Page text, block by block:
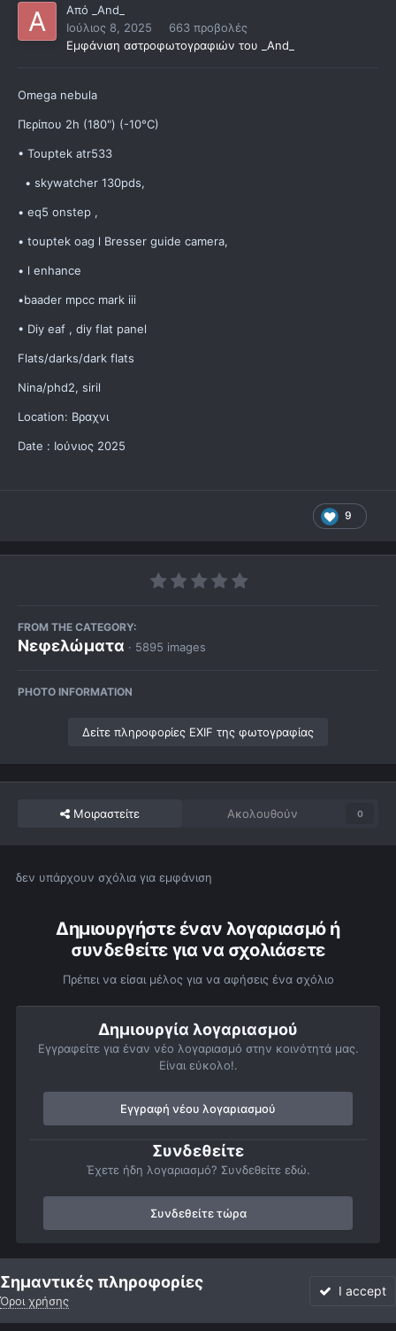
Από
_And_
Ιούλιος 8, 2025
663 προβολές
Εμφάνιση αστροφωτογραφιών του _And_
Omega nebula
Περίπου 2h (180") (-10°C)
• Touptek atr533
• skywatcher 130pds,
• eq5 onstep ,
• touptek oag l Bresser guide camera,
• l enhance
•baader mpcc mark iii
• Diy eaf , diy flat panel
Flats/darks/dark flats
Nina/phd2, siril
Location: Βραχνι
Date : Ιούνιος 2025
9
FROM THE CATEGORY:
Νεφελώματα · 5895 images
PHOTO INFORMATION
Δείτε πληροφορίες EXIF της φωτογραφίας
Μοιραστείτε Ακολουθούν 0
δεν υπάρχουν σχόλια για εμφάνιση
Δημιουργήστε έναν λογαριασμό ή
συνδεθείτε για να σχολιάσετε
Πρέπει να είσαι μέλος για να αφήσεις ένα σχόλιο
Δημιουργία λογαριασμού
Εγγραφείτε για έναν νέο λογαριασμό στην κοινότητά μας.
Είναι εύκολο!.
Εγγραφή νέου λογαριασμού
Συνδεθείτε
Έχετε ήδη λογαριασμό? Συνδεθείτε εδώ.
Συνδεθείτε τώρα
Αρχή Αστροφωτογραφίες Βαθύς Ουρανός
Σημαντικές πληροφορίες
Όροι χρήσης
I accept
Forum